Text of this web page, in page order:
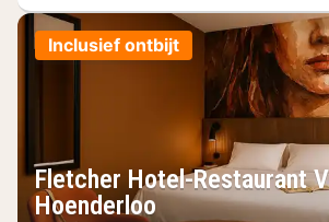
Inclusief ontbijt
Fletcher Hotel-Restaurant
Hoenderloo